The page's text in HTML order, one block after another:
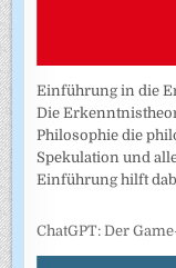
Einführung in die
Die
Philosophie die
Spekulation und
Einführung hilft
ChatGPT: Der